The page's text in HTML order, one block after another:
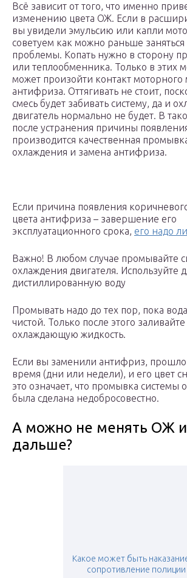
Всё зависит от того, что именно
изменению цвета ОЖ. Если в
вы увидели эмульсию или капли
советуем как можно раньше
проблемы. Копать нужно в сторону
или теплообменника. Только в этих
может произойти контакт моторного
антифриза. Оттягивать не стоит,
смесь будет забивать систему, да и
двигатель нормально не будет. В
после устранения причины
производится качественная
охлаждения и замена антифриза.
Если причина появления
цвета антифриза – завершение его
эксплуатационного срока, его надо
Важно! В любом случае промывайте
охлаждения двигателя. Используйте
дистиллированную воду
Промывать надо до тех пор, пока
чистой. Только после этого
охлаждающую жидкость.
Если вы заменили антифриз, прошло
время (дни или недели), и его цвет
это означает, что промывка системы
была сделана недобросовестно.
А можно не менять ОЖ и
дальше?
Какое может быть
сопротивление полиции